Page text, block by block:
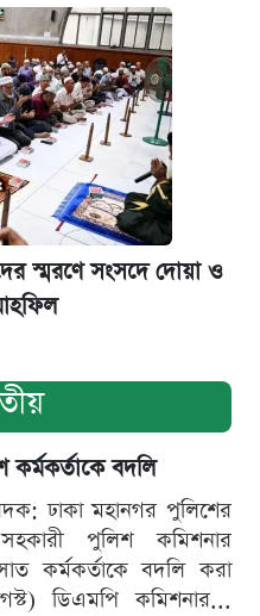
স্মরণে সংসদে দোয়া ও
বদলি
ঢাকা মহানগর পুলিশের
পুলিশ কমিশনার
কর্মকর্তাকে বদলি করা
ডিএমপি কমিশনার...